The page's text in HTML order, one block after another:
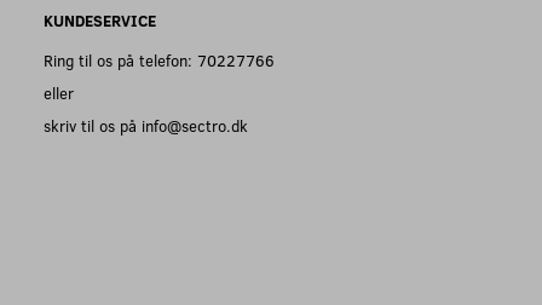
KUNDESERVICE
Ring til os på telefon: 70227766
eller
skriv til os på info@sectro.dk